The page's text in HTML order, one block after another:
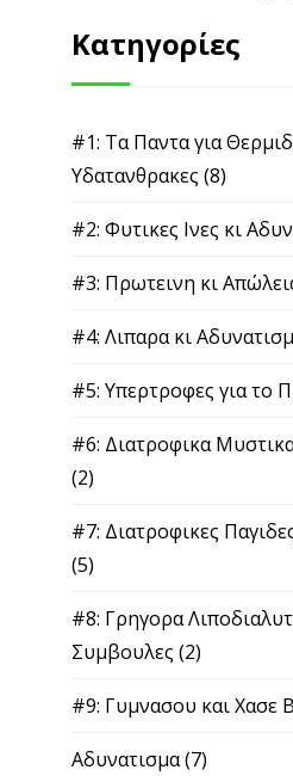
Κατηγορίες
#1: Τα Παντα για
Υδατανθρακες (8)
#2: Φυτικες Ινες κι
#3: Πρωτεινη κι
#4: Λιπαρα κι
#5: Υπερτροφες για το
#6: Διατροφικα
(2)
#7: Διατροφικες
(5)
#8: Γρηγορα
Συμβουλες (2)
#9: Γυμνασου και Χασε
Αδυνατισμα(7)